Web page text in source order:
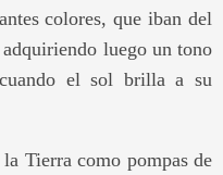
colores, que iban del
luego un tono
el sol brilla a su
Tierra como pompas de